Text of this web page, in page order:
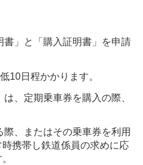
」 と
「購入証明書」を申請
10日程かかります。
、定期乗車券を購入の際、
、またはその乗車券を利用
携帯し鉄道係員の求めに応